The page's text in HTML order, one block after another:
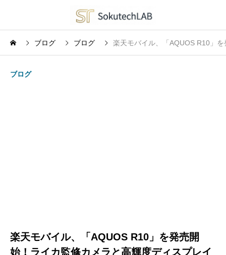
ブログ ブログ 楽天モバイル、「AQUOS R10」
ブログ
楽天モバイル、「AQUOS R10」を発売開
始！ライカ監修カメラと高輝度ディスプレイ